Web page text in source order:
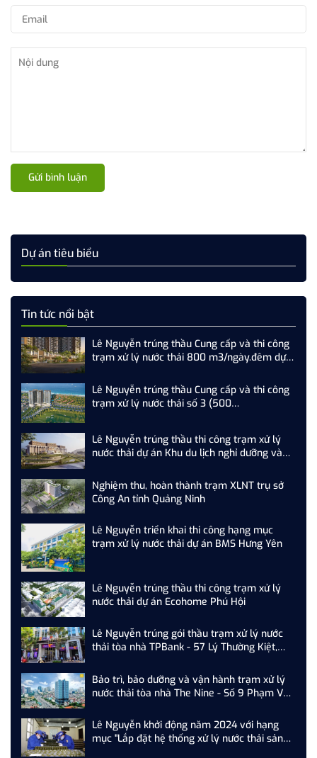
Gửi bình luận
Dự án tiêu biểu
Tin tức nổi bật
Lê Nguyễn trúng thầu Cung cấp và thi công
trạm xử lý nước thải 800 m3/ngày.đêm dự
Lê Nguyễn trúng thầu Cung cấp và thi công
trạm xử lý nước thải số 3 (500
Lê Nguyễn trúng thầu thi công trạm xử lý
nước thải dự án Khu du lịch nghỉ dưỡng và
Nghiệm thu, hoàn thành trạm XLNT trụ sở
Công An tỉnh Quảng Ninh
Lê Nguyễn triển khai thi công hạng mục
trạm xử lý nước thải dự án BMS Hưng Yên
Lê Nguyễn trúng thầu thi công trạm xử lý
nước thải dự án Ecohome Phú Hội
Lê Nguyễn trúng gói thầu trạm xử lý nước
thải tòa nhà TPBank - 57 Lý Thường Kiệt,
Bảo trì, bảo dưỡng và vận hành trạm xử lý
nước thải tòa nhà The Nine - Số 9 Phạm Văn
Lê Nguyễn khởi động năm 2024 với hạng
mục "Lắp đặt hệ thống xử lý nước thải sản